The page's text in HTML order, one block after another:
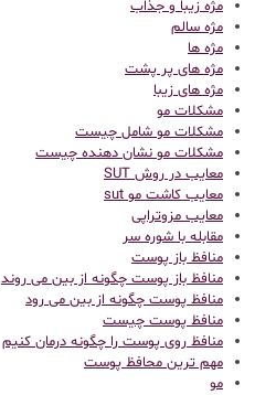
مژه زیبا و جذاب
مژه سالم
مژه ها
مژه های پر پشت
مژه های زیبا
مشکلات مو
مشکلات مو شامل چیست
مشکلات مو نشان دهنده چیست
معایب در روش SUT
معایب کاشت مو sut
معایب مزوتراپی
مقابله با شوره سر
منافظ باز پوست
منافظ باز پوست چگونه از بین می روند
منافظ پوست چگونه از بین می رود
منافظ پوست چیست
منافظ روی پوست را چگونه درمان کنیم
مهم ترین محافظ پوست
مو